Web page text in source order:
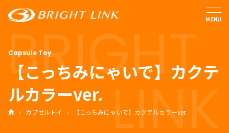
MENU
【こっちみにゃいで】カクテ
ルカラーver.
カプセルトイ 【こっちみにゃいで】カクテルカラーver.